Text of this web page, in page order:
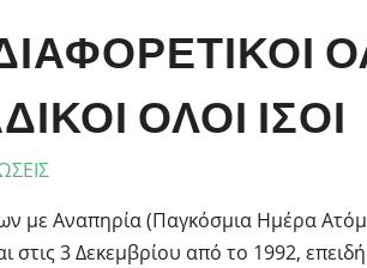
ΟΛΟΙ ΙΣΟΙ
με Αναπηρία (Παγκόσμια Ημέρα
στις 3 Δεκεμβρίου από το 1992,